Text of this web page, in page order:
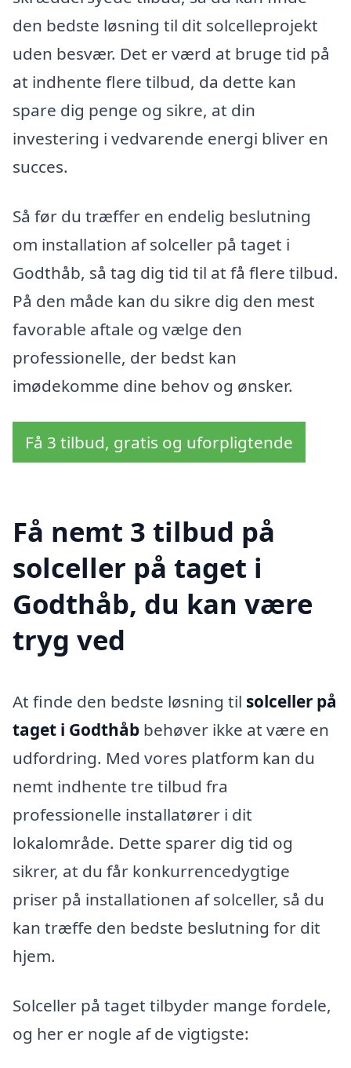
den bedste løsning til dit solcelleprojekt
uden besvær. Det er værd at bruge tid på
at indhente flere tilbud, da dette kan
spare dig penge og sikre, at din
investering i vedvarende energi bliver en
succes.
Så før du træffer en endelig beslutning
om installation af solceller på taget i
Godthåb, så tag dig tid til at få flere tilbud.
På den måde kan du sikre dig den mest
favorable aftale og vælge den
professionelle, der bedst kan
imødekomme dine behov og ønsker.
Få 3 tilbud, gratis og uforpligtende
Få nemt 3 tilbud på
solceller på taget i
Godthåb, du kan være
tryg ved
At finde den bedste løsning til solceller på
taget i Godthåb behøver ikke at være en
udfordring. Med vores platform kan du
nemt indhente tre tilbud fra
professionelle installatører i dit
lokalområde. Dette sparer dig tid og
sikrer, at du får konkurrencedygtige
priser på installationen af solceller, så du
kan træffe den bedste beslutning for dit
hjem.
Solceller på taget tilbyder mange fordele,
og her er nogle af de vigtigste: